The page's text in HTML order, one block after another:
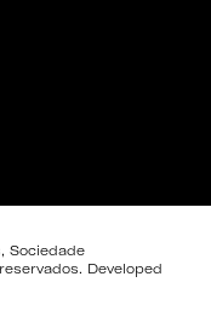
Sociedade
Developed